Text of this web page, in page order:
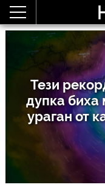
Тези
дупка биха
ураган от